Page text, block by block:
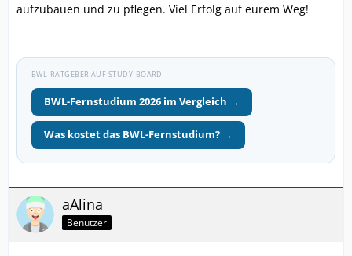
aufzubauen und zu pflegen. Viel Erfolg auf eurem Weg!
BWL-RATGEBER AUF STUDY-BOARD
BWL-Fernstudium 2026 im Vergleich →
Was kostet das BWL-Fernstudium? →
aAlina
Benutzer